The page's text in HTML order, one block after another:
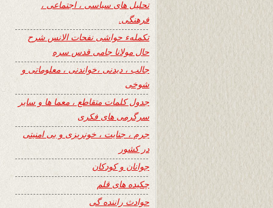
تحلیل های سیاسی ، اجتماعی ،
فرهنگی.
تکملهء حواشی نفحات الانس شرح
حال مولانا جامی قدس سره
جالب ، دیدنی ،خواندنی ، معلوماتی و
شوخی
جدول کلمات متقاطع ، معما ها و سایر
سرگرمی های فکری
جرم ، جنایت ، خونریزی و بی امنیتی
در کشور
جوانان و کودکان
چکیده های قلم
حوادث راننده گی